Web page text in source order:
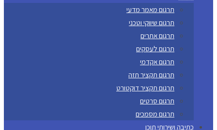
תרגום מאמר מדעי
תרגום שיווקי וטכני
תרגום אתרים
תרגום לעסקים
תרגום אקדמי
תרגום תקציר תזה
תרגום תקציר דוקטורט
תרגום סרטים
תרגום מסמכים
כתיבה ושירותי תוכן